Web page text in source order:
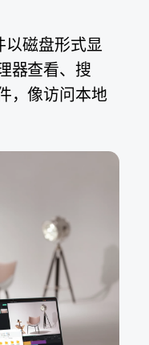
以磁盘形式显
器查看、搜
，像访问本地